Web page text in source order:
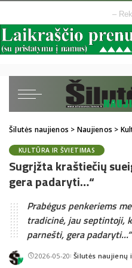
–
Šilutės naujienos > Naujienos >
KULTŪRA IR ŠVIETIMAS
Sugrįžta kraštiečių
gera padaryti…“
Prabėgus penkeriems
tradicinė, jau septintoji,
parnešti, gera padaryti...“
2026-05-20Posted
Šilutės naujienų